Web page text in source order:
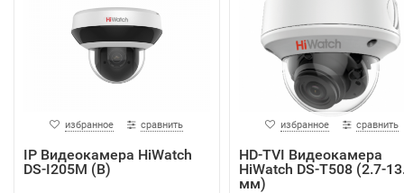
избранное сравнить
IP Видеокамера HiWatch
DS-I205M (B)
избранное сравнить
HD-TVI Видеокамера
HiWatch DS-T508 (2.7-
мм)